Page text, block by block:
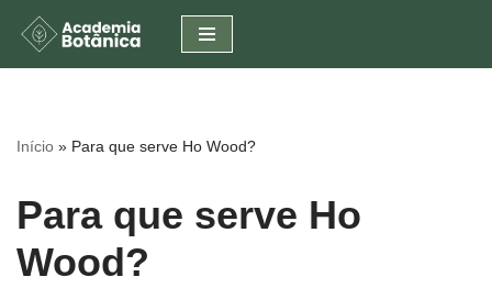
Pular
conteúdo
Início » Para que serve Ho Wood?
Para que serve Ho
Wood?